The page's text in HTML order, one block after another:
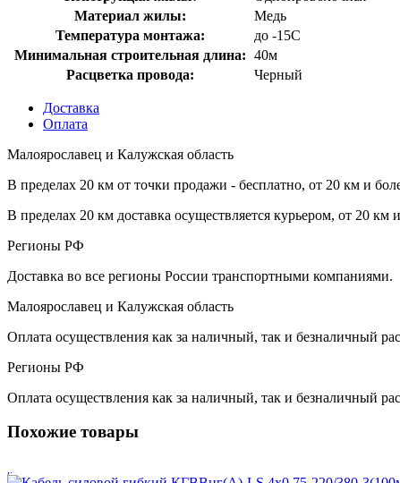
Материал жилы:
Медь
Температура монтажа:
до -15С
Минимальная строительная длина: 40м
Расцветка провода:
Черный
Доставка
Оплата
Малоярославец и Калужская область
В пределах 20 км от точки продажи - бесплатно, от 20 км и
В пределах 20 км доставка осуществляется курьером, от 20
Регионы РФ
Доставка во все регионы России транспортными компаниями.
Малоярославец и Калужская область
Оплата осуществления как за наличный, так и безналичный
Регионы РФ
Оплата осуществления как за наличный, так и безналичный
Похожие товары